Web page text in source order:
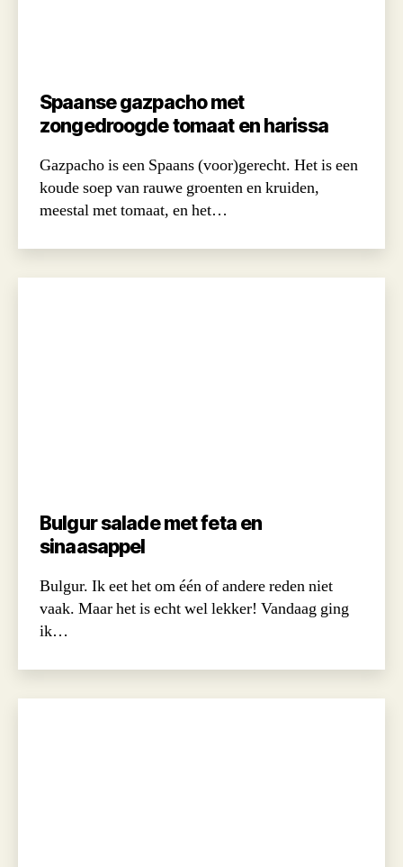
Spaanse gazpacho met
zongedroogde tomaat en harissa
Gazpacho is een Spaans (voor)gerecht. Het is een
koude soep van rauwe groenten en kruiden,
meestal met tomaat, en het…
Bulgur salade met feta en
sinaasappel
Bulgur. Ik eet het om één of andere reden niet
vaak. Maar het is echt wel lekker! Vandaag ging
ik…